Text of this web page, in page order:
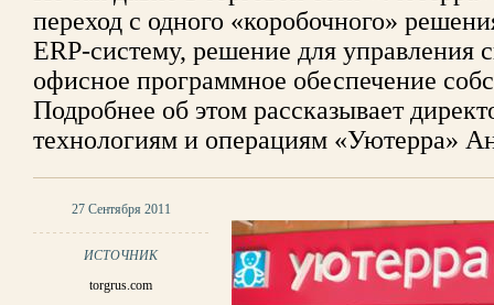
переход с одного «коробочного»
ERP-систему, решение для управления
офисное программное обеспечение
Подробнее об этом рассказывает
технологиям и операциям «Уютерра»
27 Сентября 2011
ИСТОЧНИК
torgrus.com